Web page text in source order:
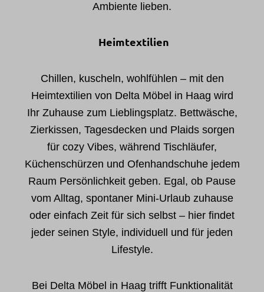
Ambiente lieben.
Heimtextilien
Chillen, kuscheln, wohlfühlen – mit den
Heimtextilien von Delta Möbel in Haag wird
Ihr Zuhause zum Lieblingsplatz. Bettwäsche,
Zierkissen, Tagesdecken und Plaids sorgen
für cozy Vibes, während Tischläufer,
Küchenschürzen und Ofenhandschuhe jedem
Raum Persönlichkeit geben. Egal, ob Pause
vom Alltag, spontaner Mini-Urlaub zuhause
oder einfach Zeit für sich selbst – hier findet
jeder seinen Style, individuell und für jeden
Lifestyle.
Bei Delta Möbel in Haag trifft Funktionalität